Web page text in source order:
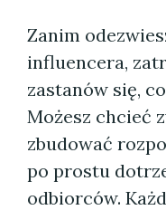
Zanim
influencera,
zastanów się,
Możesz chcieć
zbudować
po prostu
odbiorców.